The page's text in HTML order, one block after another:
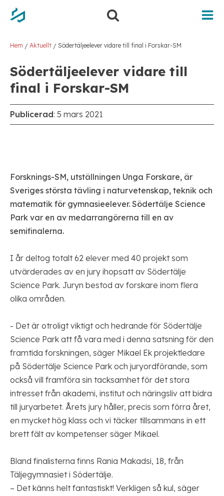
Hoppa
Hoppa
Hem / Aktuellt / Södertäljeelever vidare till final i Forskar-SM
Södertäljeelever vidare till
final i Forskar-SM
Publicerad: 5 mars 2021
Forsknings-SM, utställningen Unga Forskare, är
Sveriges största tävling i naturvetenskap, teknik och
matematik för gymnasieelever. Södertälje Science
Park var en av medarrangörerna till en av
semifinalerna.
I år deltog totalt 62 elever med 40 projekt som
utvärderades av en jury ihopsatt av Södertälje
Science Park. Juryn bestod av forskare inom flera
olika områden.
- Det är otroligt viktigt och hedrande för Södertälje
Science Park att få vara med i denna satsning för den
framtida forskningen, säger Mikael Ek projektledare
på Södertälje Science Park och juryordförande, som
också vill framföra sin tacksamhet för det stora
intresset från akademi, institut och näringsliv att bidra
till juryarbetet. Årets jury håller, precis som förra året,
en mycket hög klass och vi täcker tillsammans in ett
brett fält av kompetenser säger Mikael.
Bland finalisterna finns Rania Makadsi, 18, från
Täljegymnasiet i Södertälje.
– Det känns helt fantastiskt! Verkligen så kul, säger